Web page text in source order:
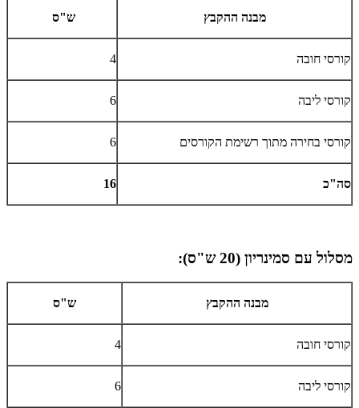
מבנה ההקבץ ש"ס
קורסי חובה 4
קורסי ליבה 6
קורסי בחירה מתוך רשימת הקורסים 6
סה"כ 16
מסלול עם סמינריון (20 ש"ס):
מבנה ההקבץ ש"ס
קורסי חובה 4
קורסי ליבה 6